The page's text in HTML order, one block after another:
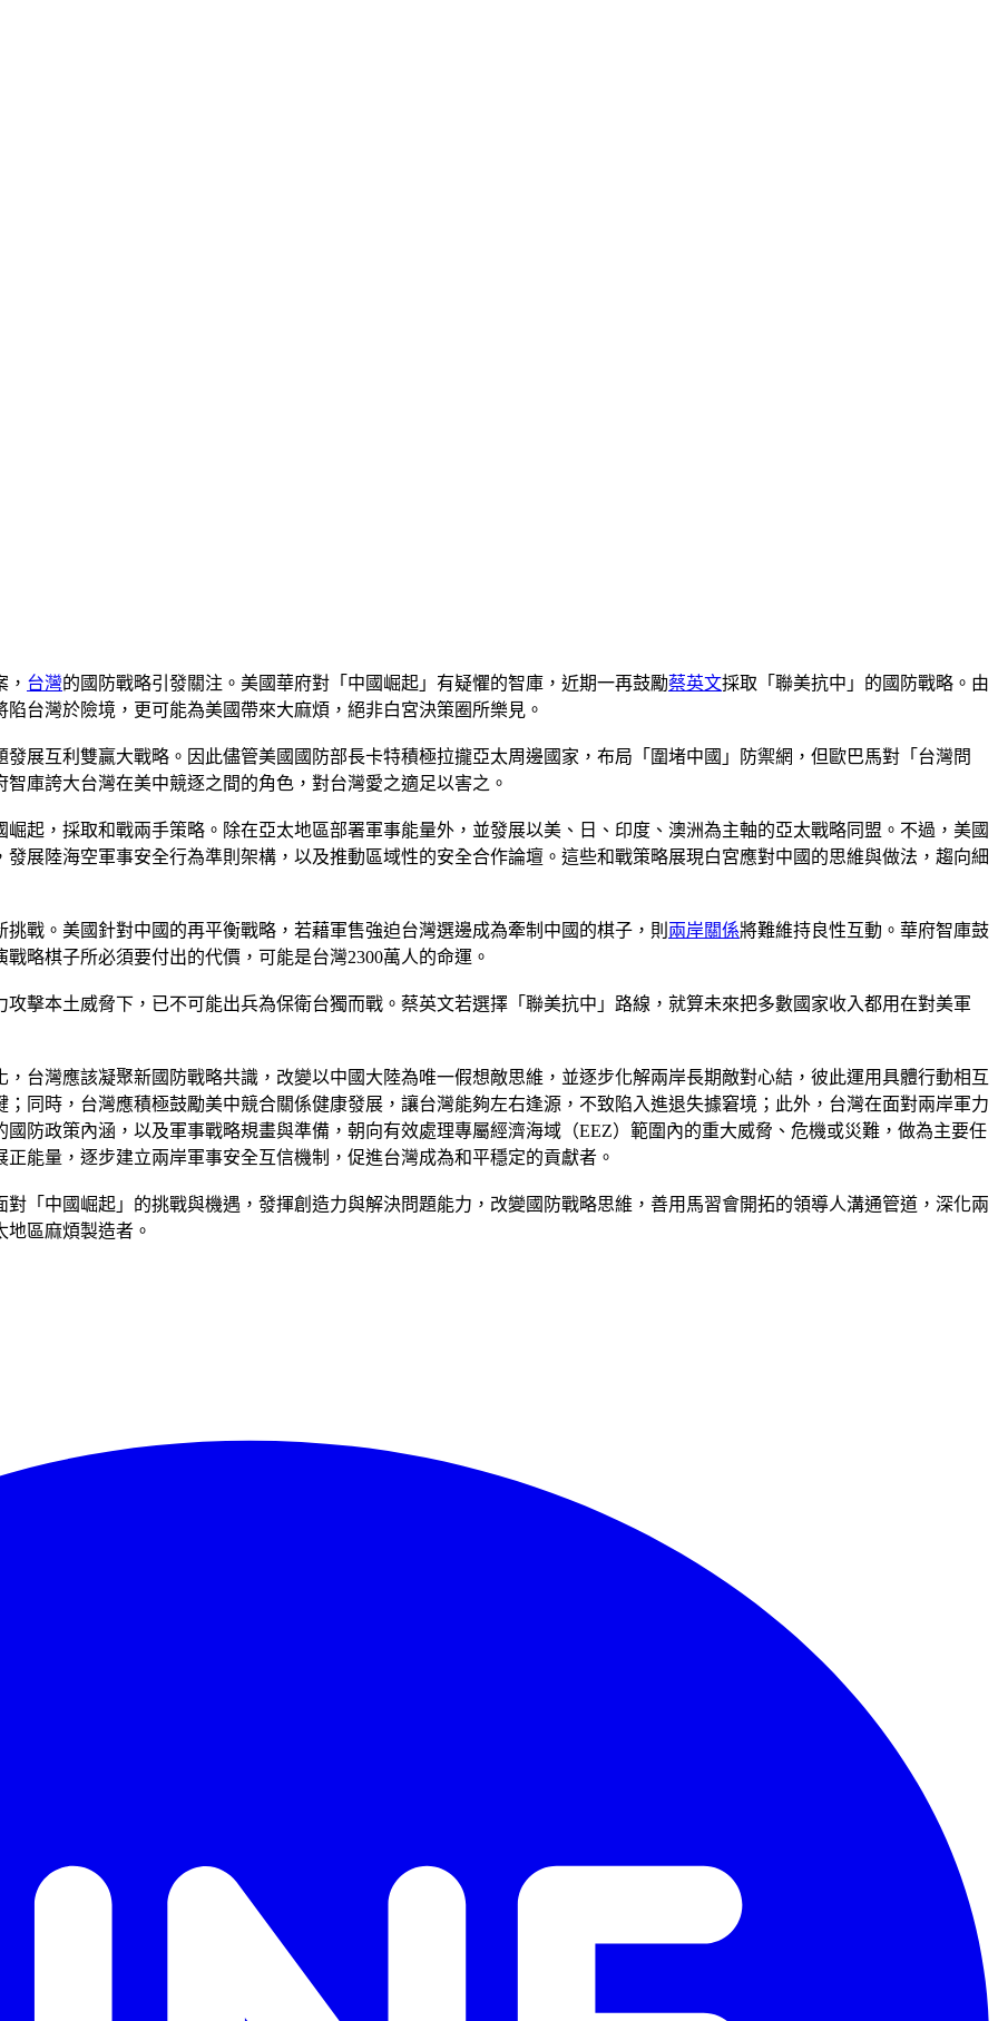
台灣的國防戰略引發關注。美國華府對「中國崛起」有疑懼的智庫，近期一再鼓勵蔡英文採取「聯美抗中」的國防戰略。由
台灣於險境，更可能為美國帶來大麻煩，絕非白宮決策圈所樂見。
展互利雙贏大戰略。因此儘管美國國防部長卡特積極拉攏亞太周邊國家，布局「圍堵中國」防禦網，但歐巴馬對「台灣問
庫誇大台灣在美中競逐之間的角色，對台灣愛之適足以害之。
起，採取和戰兩手策略。除在亞太地區部署軍事能量外，並發展以美、日、印度、澳洲為主軸的亞太戰略同盟。不過，美國
展陸海空軍事安全行為準則架構，以及推動區域性的安全合作論壇。這些和戰策略展現白宮應對中國的思維與做法，趨向細
戰。美國針對中國的再平衡戰略，若藉軍售強迫台灣選邊成為牽制中國的棋子，則 兩岸關係將難維持良性互動。華府智庫鼓
略棋子所必須要付出的代價，可能是台灣2300萬人的命運。
擊本土威脅下，已不可能出兵為保衛台獨而戰。蔡英文若選擇「聯美抗中」路線，就算未來把多數國家收入都用在對美軍
台灣應該凝聚新國防戰略共識，改變以中國大陸為唯一假想敵思維，並逐步化解兩岸長期敵對心結，彼此運用具體行動相互
同時，台灣應積極鼓勵美中競合關係健康發展，讓台灣能夠左右逢源，不致陷入進退失據窘境；此外，台灣在面對兩岸軍力
防政策內涵，以及軍事戰略規畫與準備，朝向有效處理專屬經濟海域（EEZ）範圍內的重大威脅、危機或災難，做為主要任
能量，逐步建立兩岸軍事安全互信機制，促進台灣成為和平穩定的貢獻者。
「中國崛起」的挑戰與機遇，發揮創造力與解決問題能力，改變國防戰略思維，善用馬習會開拓的領導人溝通管道，深化兩
區麻煩製造者。